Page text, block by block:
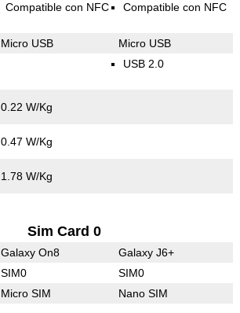
Compatible con NFC Compatible con NFC
Micro USB Micro USB
USB 2.0
0.22 W/Kg
0.47 W/Kg
1.78 W/Kg
Sim Card 0
Galaxy On8 Galaxy J6+
SIM0 SIM0
Micro SIM Nano SIM